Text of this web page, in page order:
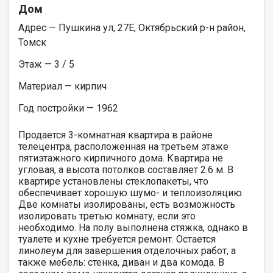
Дом
Адрес — Пушкина ул, 27Е, Октябрьский р-н район,
Томск
Этаж — 3 / 5
Материал — кирпич
Год постройки — 1962
Продается 3-комнатная квартира в районе
телецентра, расположенная на третьем этаже
пятиэтажного кирпичного дома. Квартира не
угловая, а высота потолков составляет 2.6 м. В
квартире установлены стеклопакеты, что
обеспечивает хорошую шумо- и теплоизоляцию.
Две комнаты изолированы, есть возможность
изолировать третью комнату, если это
необходимо. На полу выполнена стяжка, однако в
туалете и кухне требуется ремонт. Остается
линолеум для завершения отделочных работ, а
также мебель: стенка, диван и два комода. В